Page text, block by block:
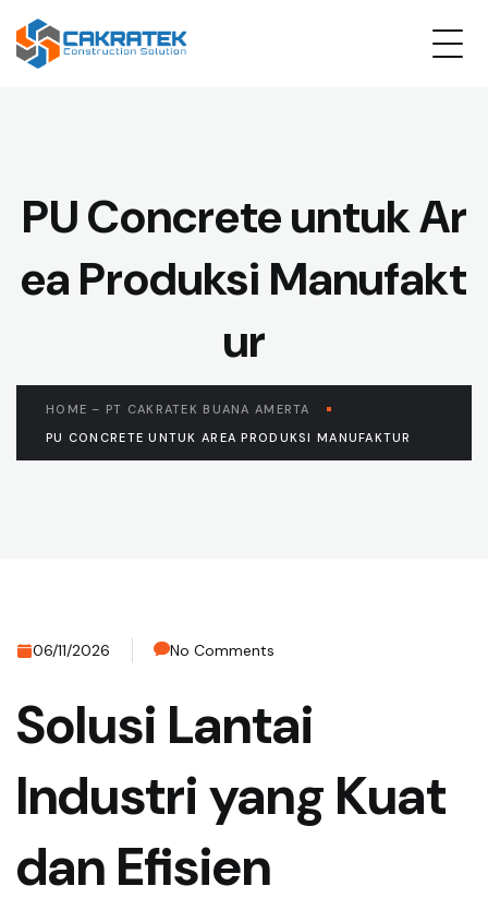
PU Concrete untuk Ar
ea Produksi Manufakt
ur
HOME – PT CAKRATEK BUANA AMERTA
PU CONCRETE UNTUK AREA PRODUKSI MANUFAKTUR
06/11/2026 No Comments
Solusi Lantai
Industri yang Kuat
dan Efisien